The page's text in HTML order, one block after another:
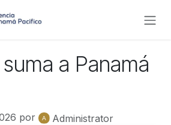
a Panamá
por Administrator